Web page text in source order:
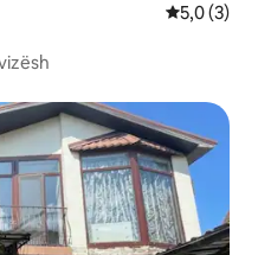
Vlerësimi
5,0 (3)